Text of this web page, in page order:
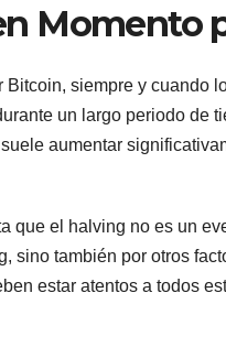
Momento
siempre y cuando
un largo periodo de
aumentar
que el halving no es un
sino también por otros
estar atentos a todos